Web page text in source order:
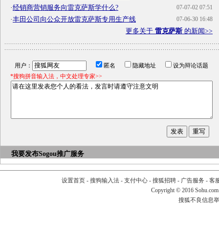
07-07-02 07:51
·经销商营销服务向雷克萨斯学什么?
07-06-30 16:48
·丰田公司向公众开放雷克萨斯专用生产线
更多关于 雷克萨斯的新闻>>
用户： 匿名 隐藏地址
设为辩论话题
*搜狗拼音输入法，中文处理专家>>
我要发布Sogou推广服务
设置首页- 搜狗输入法- 支付中心- 搜狐招聘- 广告服务 - 客
Copyright © 2016
搜狐不良信息